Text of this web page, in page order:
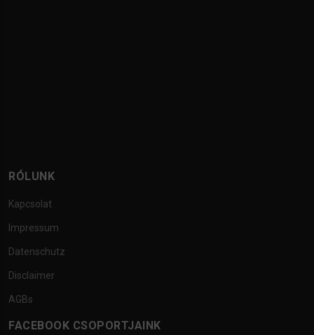
RÓLUNK
Kapcsolat
Impressum
Datenschutz
Disclaimer
AGBs
FACEBOOK CSOPORTJAINK